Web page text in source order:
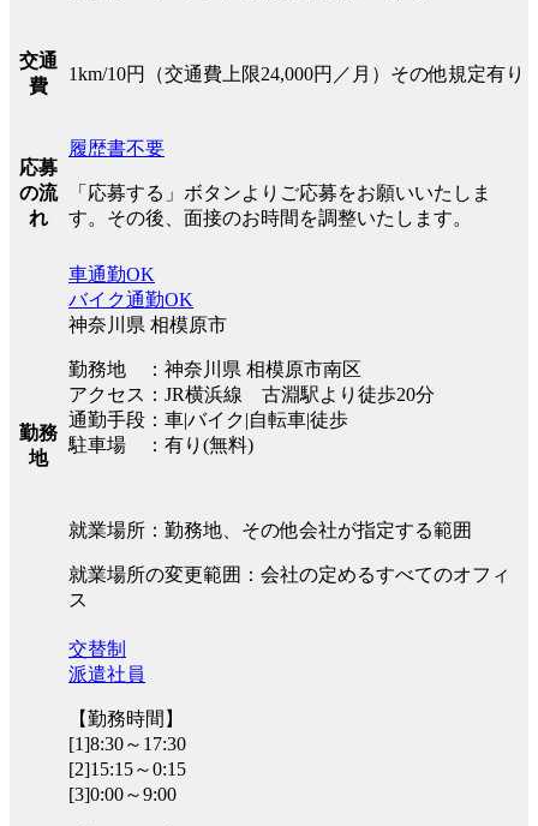
交通
費
1km/10円（交通費上限24,000円／月）その他規定有り
応募
の流
れ
履歴書不要
「応募する」ボタンよりご応募をお願いいたしま
す。その後、面接のお時間を調整いたします。
勤務
地
車通勤OK
バイク通勤OK
神奈川県 相模原市
勤務地 ：神奈川県 相模原市南区
アクセス：JR横浜線 古淵駅より徒歩20分
通勤手段：車|バイク|自転車|徒歩
駐車場 ：有り(無料)
就業場所：勤務地、その他会社が指定する範囲
就業場所の変更範囲：会社の定めるすべてのオフィ
ス
交替制
派遣社員
【勤務時間】
[1]8:30～17:30
[2]15:15～0:15
[3]0:00～9:00